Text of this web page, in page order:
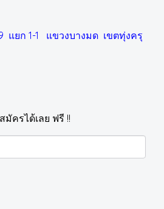
แยก 1-1 แขวงบางมด เขตทุ่งครุ
ครได้เลย ฟรี !!